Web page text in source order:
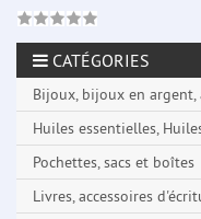
CATÉGORIES
Bijoux, bijoux en argent,
Huiles essentielles,
Pochettes, sacs et boîtes
Livres, accessoires